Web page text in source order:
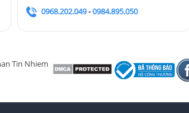
méo tiếng và giữ được sắc thái tự nhiên của
âm xung quanh – cực kỳ phù hợp cho môi trường
0968.202.049-0984.895.050